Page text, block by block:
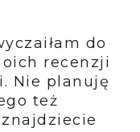
do
recenzji
Nie planuję
też